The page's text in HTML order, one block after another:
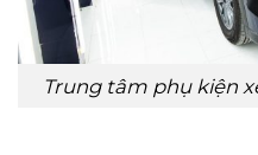
Trung tâm phụ kiện